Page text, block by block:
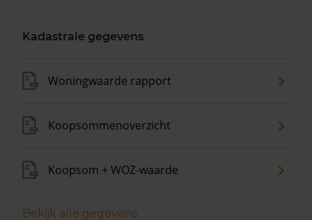
Kadastrale gegevens
Woningwaarde rapport
Koopsommenoverzicht
Koopsom + WOZ-waarde
Bekijk alle gegevens